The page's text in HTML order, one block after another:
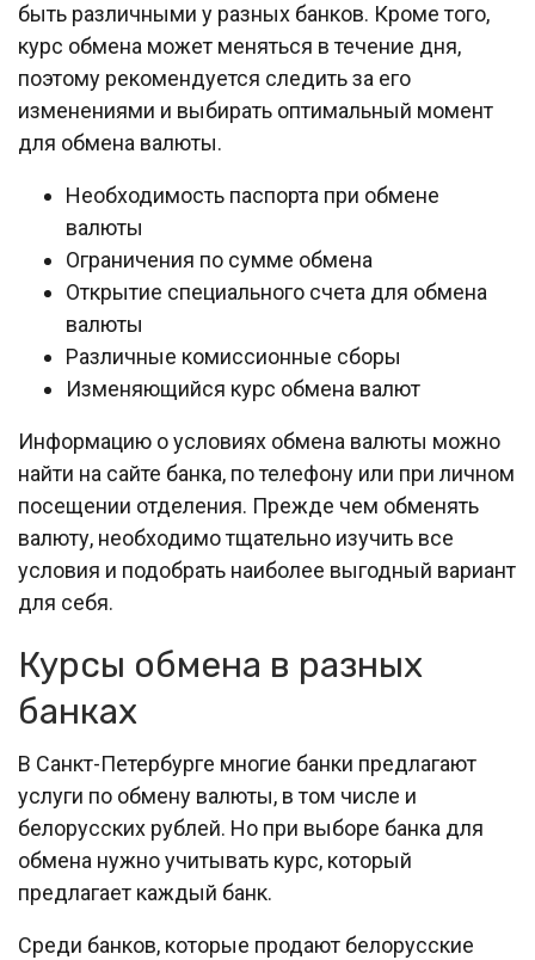
быть различными у разных банков. Кроме того,
курс обмена может меняться в течение дня,
поэтому рекомендуется следить за его
изменениями и выбирать оптимальный момент
для обмена валюты.
Необходимость паспорта при обмене
валюты
Ограничения по сумме обмена
Открытие специального счета для обмена
валюты
Различные комиссионные сборы
Изменяющийся курс обмена валют
Информацию о условиях обмена валюты можно
найти на сайте банка, по телефону или при личном
посещении отделения. Прежде чем обменять
валюту, необходимо тщательно изучить все
условия и подобрать наиболее выгодный вариант
для себя.
Курсы обмена в разных
банках
В Санкт-Петербурге многие банки предлагают
услуги по обмену валюты, в том числе и
белорусских рублей. Но при выборе банка для
обмена нужно учитывать курс, который
предлагает каждый банк.
Среди банков, которые продают белорусские